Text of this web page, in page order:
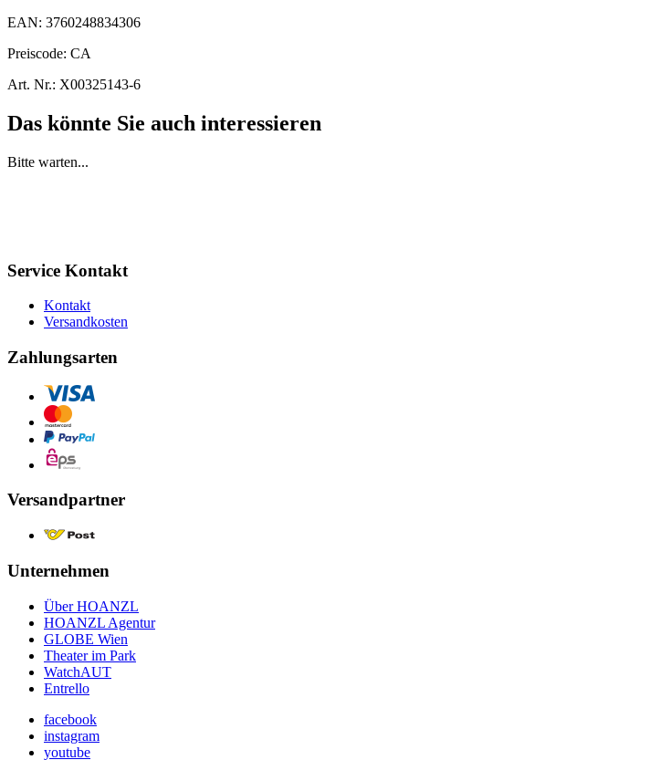
EAN: 3760248834306
Preiscode: CA
Art. Nr.: X00325143-6
Das könnte Sie auch interessieren
Bitte warten...
Service Kontakt
Kontakt
Versandkosten
Zahlungsarten
Versandpartner
Unternehmen
Über HOANZL
HOANZL Agentur
GLOBE Wien
Theater im Park
WatchAUT
Entrello
facebook
instagram
youtube